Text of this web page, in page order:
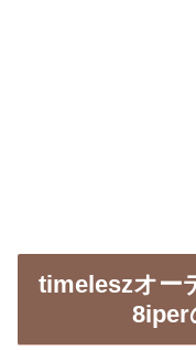
timeleszオー
8iper